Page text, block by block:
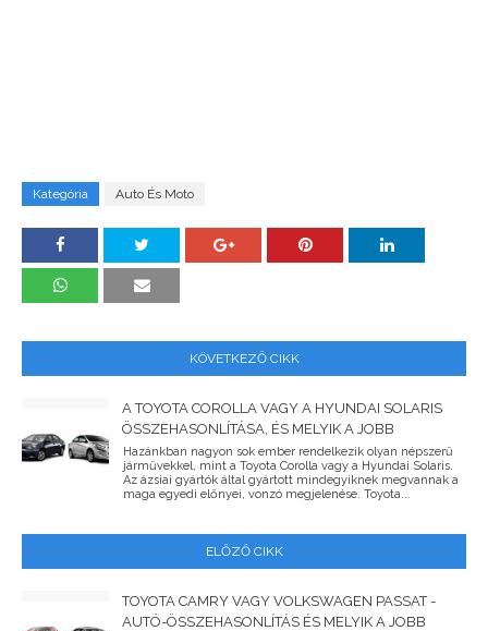
Kategória Auto És Moto
KÖVETKEZŐ CIKK
A TOYOTA COROLLA VAGY A HYUNDAI SOLARIS
ÖSSZEHASONLÍTÁSA, ÉS MELYIK A JOBB
Hazánkban nagyon sok ember rendelkezik olyan népszerű
járművekkel, mint a Toyota Corolla vagy a Hyundai Solaris.
Az ázsiai gyártók által gyártott mindegyiknek megvannak a
maga egyedi előnyei, vonzó megjelenése. Toyota...
ELŐZŐ CIKK
TOYOTA CAMRY VAGY VOLKSWAGEN PASSAT -
AUTÓ-ÖSSZEHASONLÍTÁS ÉS MELYIK A JOBB